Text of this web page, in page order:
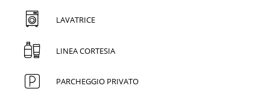
LAVATRICE
LINEA CORTESIA
PARCHEGGIO PRIVATO